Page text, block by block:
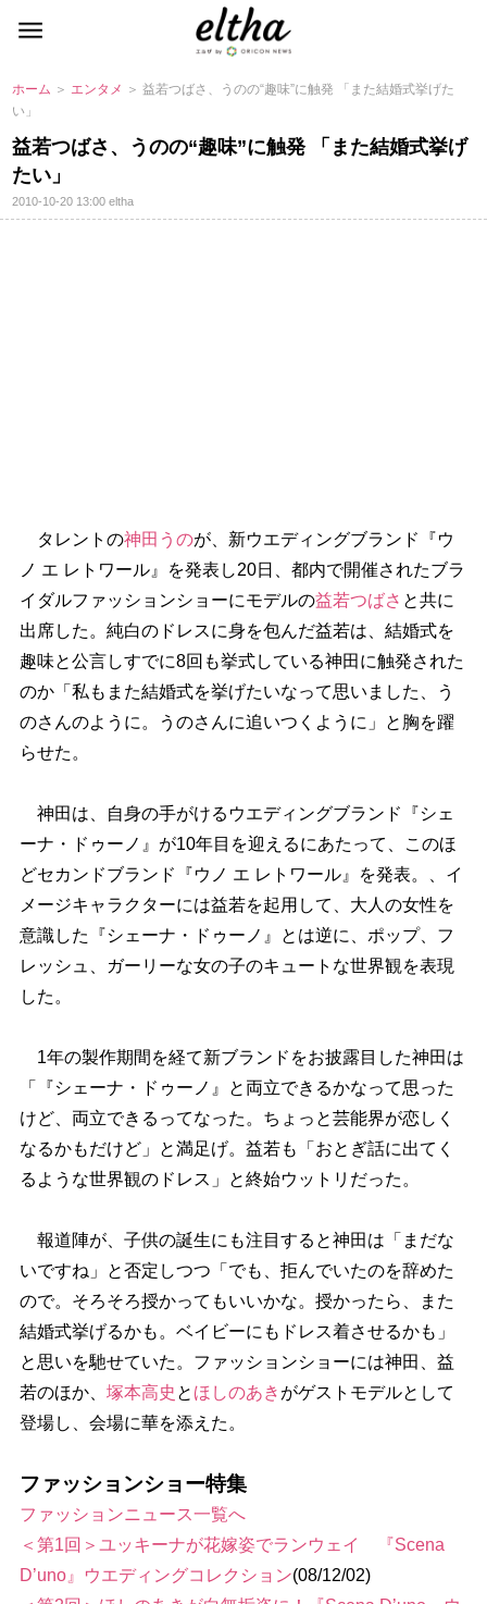
ホーム ＞ エンタメ ＞ 益若つばさ、うのの“趣味”に触発 「また結婚式挙げた
い」
益若つばさ、うのの“趣味”に触発 「また結婚式挙げ
たい」
2010-10-20 13:00eltha
タレントの神田うのが、新ウエディングブランド『ウ
ノ エ レトワール』を発表し20日、都内で開催されたブラ
イダルファッションショーにモデルの益若つばさ と共に
出席した。純白のドレスに身を包んだ益若は、結婚式を
趣味と公言しすでに8回も挙式している神田に触発された
のか「私もまた結婚式を挙げたいなって思いました、う
のさんのように。うのさんに追いつくように」と胸を躍
らせた。
神田は、自身の手がけるウエディングブランド『シェ
ーナ・ドゥーノ』が10年目を迎えるにあたって、このほ
どセカンドブランド『ウノ エ レトワール』を発表。、イ
メージキャラクターには益若を起用して、大人の女性を
意識した『シェーナ・ドゥーノ』とは逆に、ポップ、フ
レッシュ、ガーリーな女の子のキュートな世界観を表現
した。
1年の製作期間を経て新ブランドをお披露目した神田は
「『シェーナ・ドゥーノ』と両立できるかなって思った
けど、両立できるってなった。ちょっと芸能界が恋しく
なるかもだけど」と満足げ。益若も「おとぎ話に出てく
るような世界観のドレス」と終始ウットリだった。
報道陣が、子供の誕生にも注目すると神田は「まだな
いですね」と否定しつつ「でも、拒んでいたのを辞めた
ので。そろそろ授かってもいいかな。授かったら、また
結婚式挙げるかも。ベイビーにもドレス着させるかも」
と思いを馳せていた。ファッションショーには神田、益
若のほか、 塚本高史 と ほしのあき がゲストモデルとして
登場し、会場に華を添えた。
ファッションショー特集
ファッションニュース一覧へ
＜第1回＞ユッキーナが花嫁姿でランウェイ 『Scena
D’uno』ウエディングコレクション(08/12/02)